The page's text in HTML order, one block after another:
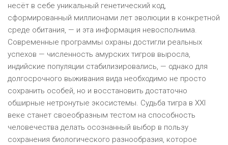
несёт в себе уникальный генетический код,
сформированный миллионами лет эволюции в конкретной
среде обитания, — и эта информация невосполнима.
Современные программы охраны достигли реальных
успехов — численность амурских тигров выросла,
индийские популяции стабилизировались, — однако для
долгосрочного выживания вида необходимо не просто
сохранить особей, но и восстановить достаточно
обширные нетронутые экосистемы. Судьба тигра в XXI
веке станет своеобразным тестом на способность
человечества делать осознанный выбор в пользу
сохранения биологического разнообразия, которое